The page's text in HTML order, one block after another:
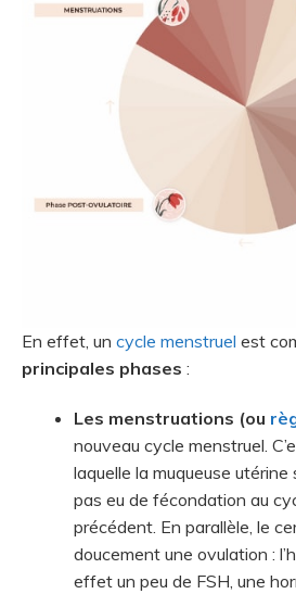
En effet, un cycle menstruel est
principales phases :
Les menstruations (ou
nouveau cycle menstruel.
laquelle la muqueuse utérine
pas eu de fécondation au
précédent. En parallèle, le
doucement une ovulation :
effet un peu de FSH, une